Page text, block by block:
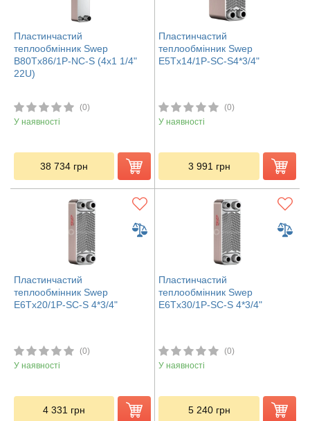
Пластинчастий
теплообмінник Swep
B80Tx86/1P-NC-S (4x1 1/4"
22U)
(0)
У наявності
38 734 грн
Пластинчастий
теплообмінник Swep
E5Tx14/1P-SC-S4*3/4"
(0)
У наявності
3 991 грн
Пластинчастий
теплообмінник Swep
E6Tx20/1P-SC-S 4*3/4"
(0)
У наявності
4 331 грн
Пластинчастий
теплообмінник Swep
E6Tx30/1P-SC-S 4*3/4"
(0)
У наявності
5 240 грн